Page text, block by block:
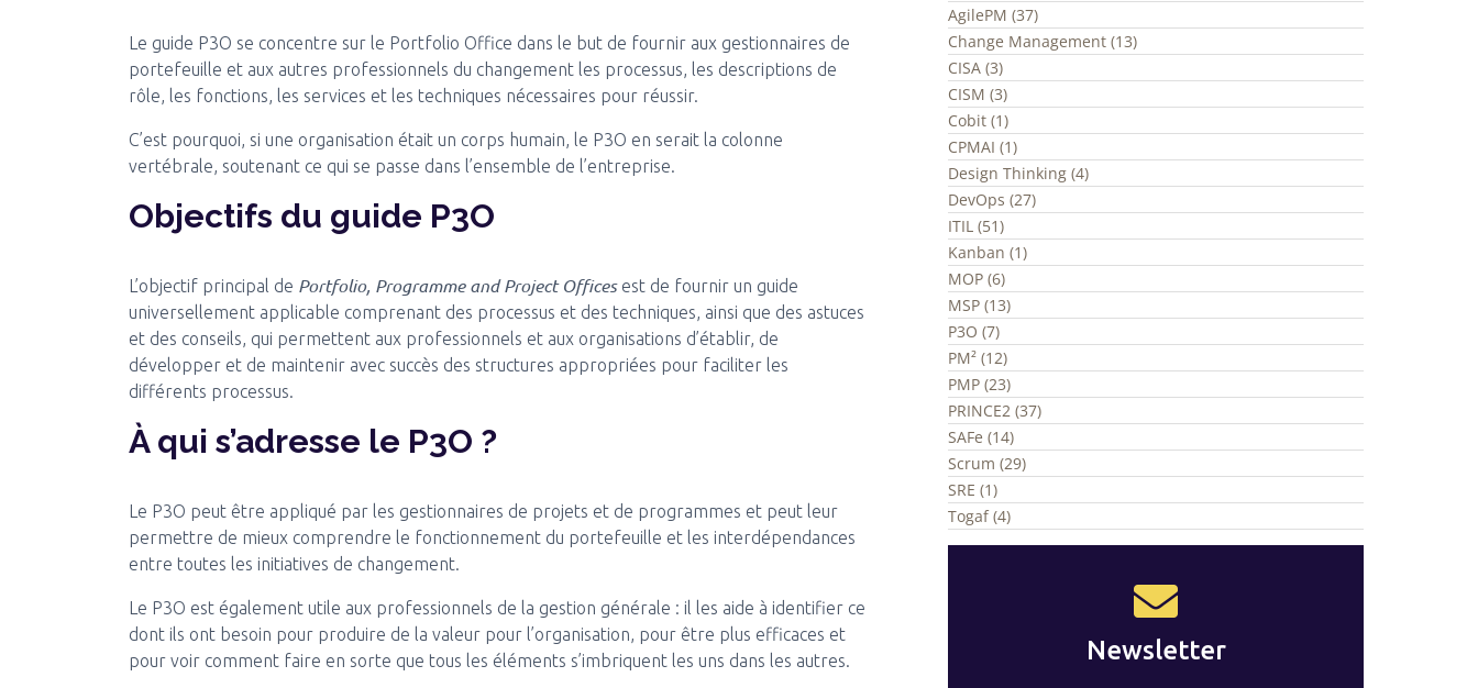
AgilePM (37)
Change Management (13)
CISA (3)
CISM (3)
Cobit (1)
CPMAI (1)
Design Thinking (4)
DevOps (27)
ITIL (51)
Kanban (1)
MOP (6)
MSP (13)
P3O (7)
PM² (12)
PMP (23)
PRINCE2 (37)
SAFe (14)
Scrum (29)
SRE (1)
Togaf (4)
Newsletter
Le guide P3O se concentre sur le Portfolio Office dans le but de fournir aux gestionnaires de
portefeuille et aux autres professionnels du changement les processus, les descriptions de
rôle, les fonctions, les services et les techniques nécessaires pour réussir.
C’est pourquoi, si une organisation était un corps humain, le P3O en serait la colonne
vertébrale, soutenant ce qui se passe dans l’ensemble de l’entreprise.
Objectifs du guide P3O
L’objectif principal de Portfolio, Programme and Project Officesest de fournir un guide
universellement applicable comprenant des processus et des techniques, ainsi que des astuces
et des conseils, qui permettent aux professionnels et aux organisations d’établir, de
développer et de maintenir avec succès des structures appropriées pour faciliter les
différents processus.
À qui s’adresse le P3O ?
Le P3O peut être appliqué par les gestionnaires de projets et de programmes et peut leur
permettre de mieux comprendre le fonctionnement du portefeuille et les interdépendances
entre toutes les initiatives de changement.
Le P3O est également utile aux professionnels de la gestion générale : il les aide à identifier ce
dont ils ont besoin pour produire de la valeur pour l’organisation, pour être plus efficaces et
pour voir comment faire en sorte que tous les éléments s’imbriquent les uns dans les autres.